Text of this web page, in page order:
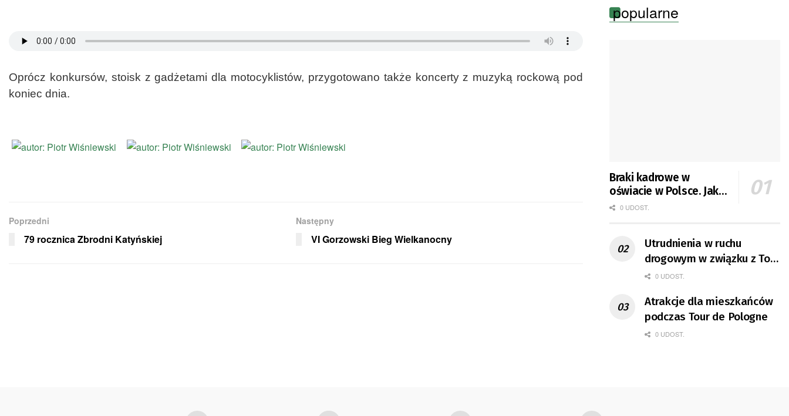
Oprócz konkursów, stoisk z gadżetami dla motocyklistów, przygotowano także koncerty z muzyką rockową pod
koniec dnia.
Poprzedni
79 rocznica Zbrodni Katyńskiej
Następny
VI Gorzowski Bieg Wielkanocny
popularne
Braki kadrowe w
oświacie w Polsce. Jak
jest w Gorzowie?
0 UDOST.
Utrudnienia w ruchu
drogowym w związku z Tour
de Pologne
0 UDOST.
Atrakcje dla mieszkańców
podczas Tour de Pologne
0 UDOST.